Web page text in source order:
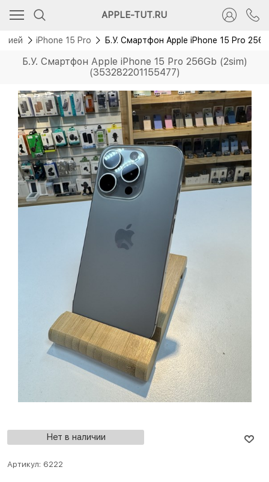
APPLE-TUT.RU
iPhone 15 Pro Б.У. Смартфон Apple iPhone 15 Pro
Б.У. Смартфон Apple iPhone 15 Pro 256Gb (2sim)
(353282201155477)
Нет в наличии
Артикул: 6222